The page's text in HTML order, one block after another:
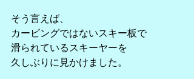
そう言えば、
カービングではないスキー板で
滑られているスキーヤーを
久しぶりに見かけました。